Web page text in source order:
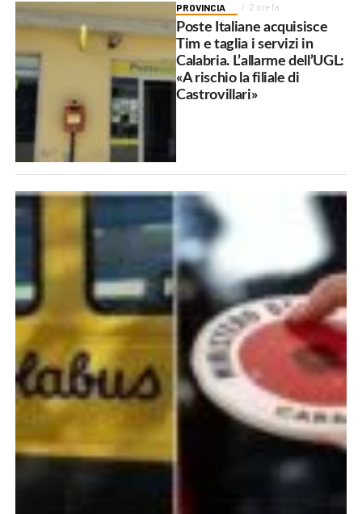
PROVINCIA 2 ore fa
Poste Italiane acquisisce
Tim e taglia i servizi in
Calabria. L’allarme dell’UGL:
«A rischio la filiale di
Castrovillari»